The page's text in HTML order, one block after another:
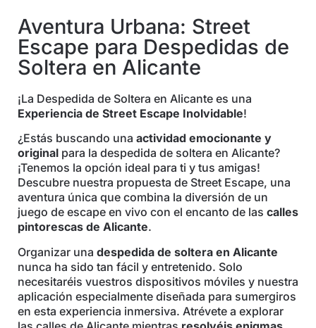
Aventura Urbana: Street
Escape para Despedidas de
Soltera en Alicante
¡La Despedida de Soltera en Alicante es una
Experiencia de Street Escape Inolvidable!
¿Estás buscando una actividad emocionante y
original para la despedida de soltera en Alicante?
¡Tenemos la opción ideal para ti y tus amigas!
Descubre nuestra propuesta de Street Escape, una
aventura única que combina la diversión de un
juego de escape en vivo con el encanto de las calles
pintorescas de Alicante.
Organizar una despedida de soltera en Alicante
nunca ha sido tan fácil y entretenido. Solo
necesitaréis vuestros dispositivos móviles y nuestra
aplicación especialmente diseñada para sumergiros
en esta experiencia inmersiva. Atrévete a explorar